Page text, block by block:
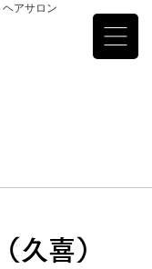
アサロン
喜）